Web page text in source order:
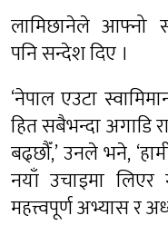
लामिछानेले आफ्नो
पनि सन्देश दिए ।
‘नेपाल एउटा
हित सबैभन्दा अगाडि
बढ्छौँ,’ उनले भने,
नयाँ उचाइमा
महत्त्वपूर्ण अभ्यास र